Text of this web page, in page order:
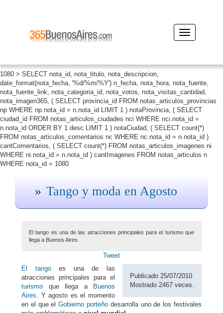
1080 > SELECT nota_id, nota_titulo, nota_descripcion,
date_format(nota_fecha, '%d/%m/%Y') n_fecha, nota_hora, nota_fuente,
nota_fuente_link, nota_categoria_id, nota_votos, nota_visitas_cantidad,
nota_imagen365, ( SELECT provincia_id FROM notas_articulos_provincias
np WHERE np.nota_id = n.nota_id LIMIT 1 ) notaProvincia, ( SELECT
ciudad_id FROM notas_articulos_ciudades nci WHERE nci.nota_id =
n.nota_id ORDER BY 1 desc LIMIT 1 ) notaCiudad, ( SELECT count(*)
FROM notas_articulos_comentarios nc WHERE nc.nota_id = n.nota_id )
cantComentarios, ( SELECT count(*) FROM notas_articulos_imagenes ni
WHERE ni.nota_id = n.nota_id ) cantImagenes FROM notas_articulos n
WHERE nota_id = 1080
Desplegar
navegación
Tango y moda en Agosto
El tango es una de las atracciones principales para el turismo que
llega a Buenos Aires.
Tweet
Publicado 25/07/2010
Mostrado 2467 veces.
El tangoes una de las
atracciones principales para el
turismo que llega a
Buenos
Aires. Y agosto es el momento
en el que elGobierno porteño desarrolla uno de los festivales